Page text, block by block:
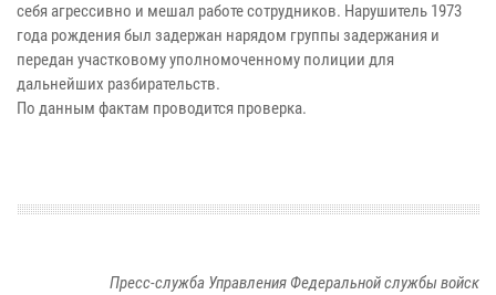
себя агрессивно и мешал работе сотрудников. Нарушитель 1973
года рождения был задержан нарядом группы задержания и
передан участковому уполномоченному полиции для
дальнейших разбирательств.
По данным фактам проводится проверка.
Пресс-служба Управления Федеральной службы войск